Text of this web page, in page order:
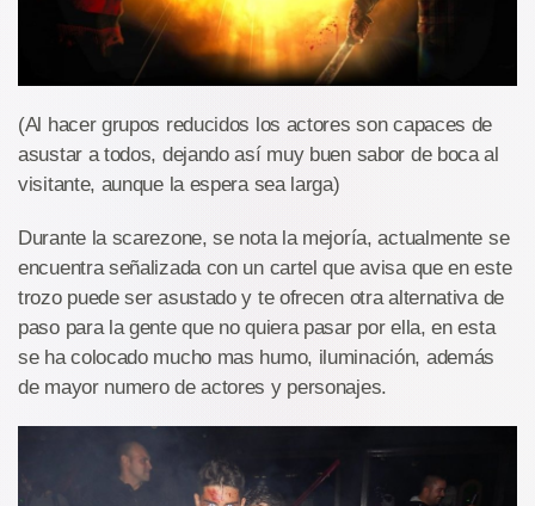
(Al hacer grupos reducidos los actores son capaces de
asustar a todos, dejando así muy buen sabor de boca al
visitante, aunque la espera sea larga)
Durante la scarezone, se nota la mejoría, actualmente se
encuentra señalizada con un cartel que avisa que en este
trozo puede ser asustado y te ofrecen otra alternativa de
paso para la gente que no quiera pasar por ella, en esta
se ha colocado mucho mas humo, iluminación, además
de mayor numero de actores y personajes.